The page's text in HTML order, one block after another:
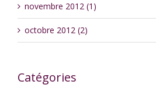
novembre 2012 (1)
octobre 2012 (2)
Catégories